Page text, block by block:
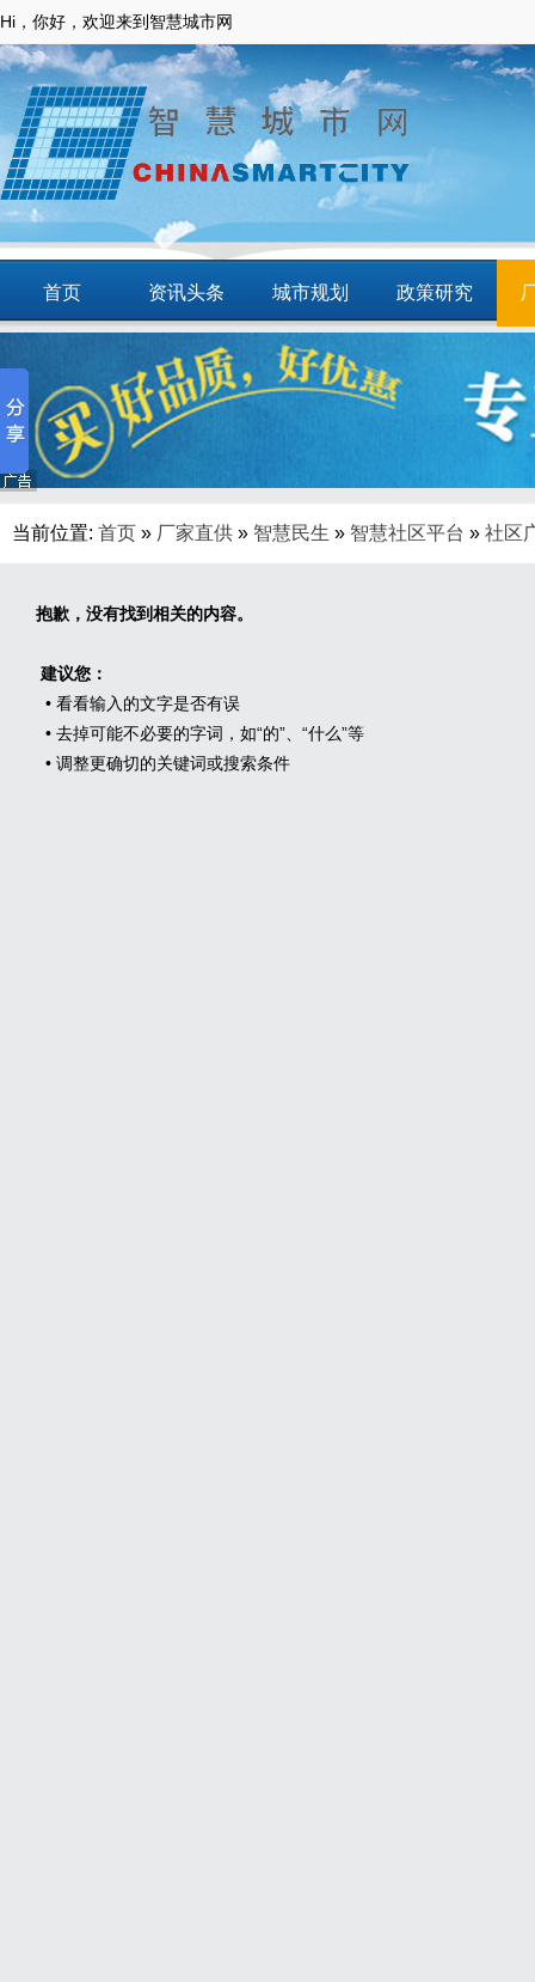
Hi，你好，欢迎来到智慧城市网
首页 资讯头条 城市规划 政策研究
智慧应用 商圈
当前位置: 首页 » 厂家直供 » 智慧民生 » 智慧社区平台 » 社区
抱歉，没有找到相关的内容。
建议您：
• 看看输入的文字是否有误
• 去掉可能不必要的字词，如“的”、“什么”等
• 调整更确切的关键词或搜索条件